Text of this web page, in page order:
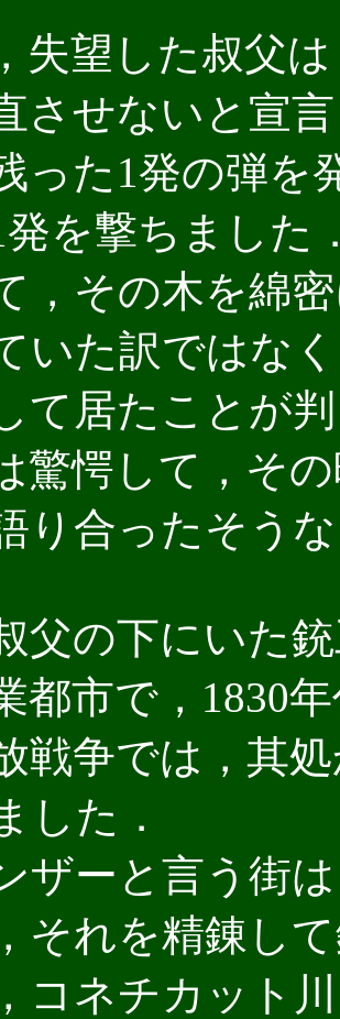
失望した叔父
させないと宣
った1発の弾を
を撃ちました
，その木を綿
いた訳ではな
て居たことが
驚愕して，そ
り合ったそう
父の下にいた
都市で，1830
戦争では，其
した．
ザーと言う街
それを精錬し
コネチカット